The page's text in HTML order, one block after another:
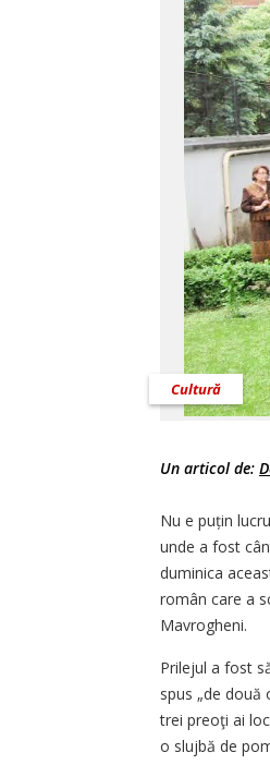
Cultură
Un articol de:
Nu e puțin
unde a fost
duminica
român care a
Mavrogheni.
Prilejul a fost
spus „de două
trei preoţi ai
o slujbă de